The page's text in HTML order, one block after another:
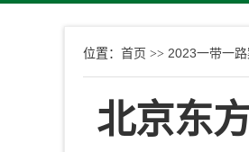
位置： 首页 >> 2023一带一
北京东